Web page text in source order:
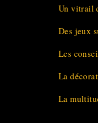
Un vitrail
Des jeux
Les
La
La